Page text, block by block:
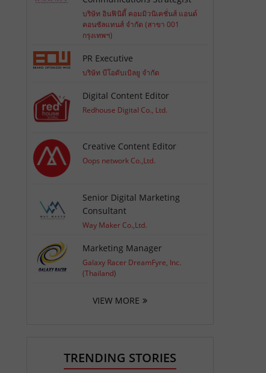
บริษัท อินฟินิตี้ คอมมิวนิเคชั่นส์ แอนด์
คอนซัลแทนส์ จำกัด (สาขา 001
กรุงเทพฯ)
PR Executive
บริษัท บีโอดับเบิลยู จำกัด
Digital Content Editor
Redhouse Digital Co., Ltd.
Creative Content Editor
Oops network Co.,Ltd.
Senior Digital Marketing
Consultant
Way Maker Co.,Ltd.
Marketing Manager
Galaxy Racer DreamFyre, Inc.
(Thailand)
VIEW MORE
TRENDING STORIES